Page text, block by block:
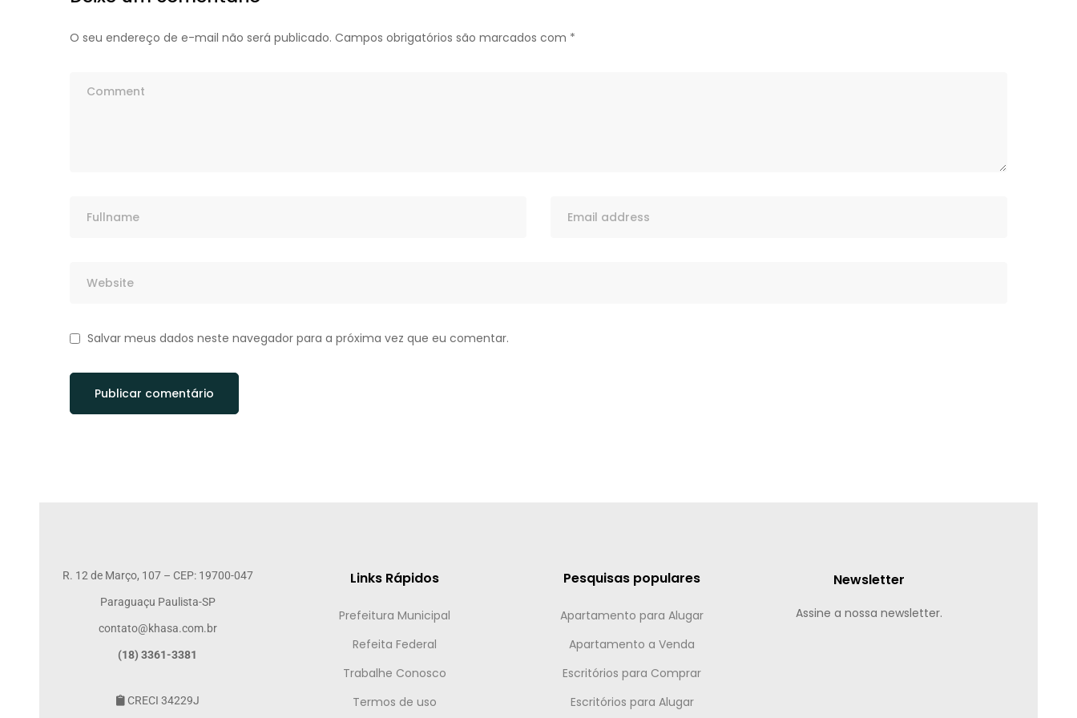
O seu endereço de e-mail não será publicado. Campos obrigatórios são marcados com *
Salvar meus dados neste navegador para a próxima vez que eu comentar.
R. 12 de Março, 107 – CEP: 19700-047
Paraguaçu Paulista-SP
contato@khasa.com.br
(18) 3361-3381
CRECI 34229J
Links Rápidos
Prefeitura Municipal
Refeita Federal
Trabalhe Conosco
Termos de uso
Pesquisas populares
Apartamento para Alugar
Apartamento a Venda
Escritórios para Comprar
Escritórios para Alugar
Newsletter
Assine a nossa newsletter.